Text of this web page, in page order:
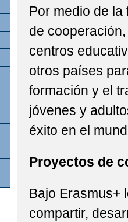
Por medio de
de
centros
otros países
formación y el
jóvenes y
éxito en el
Proyectos de
Bajo Erasmus+
compartir,